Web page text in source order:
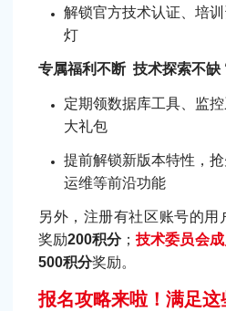
解锁官方技术认证、培
灯
专属福利不断 技术探索不缺
定期领数据库工具、监
大礼包
提前解锁新版本特性，
运维等前沿功能
另外，注册有社区账号的用
奖励200积分；技术委员会成
500积分奖励。
报名攻略来啦！满足这